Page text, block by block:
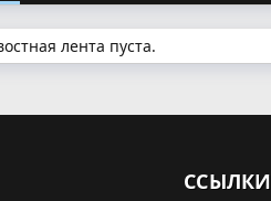
лента пуста.
ССЫЛКИ